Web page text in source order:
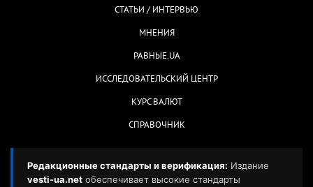
СТАТЬИ / ИНТЕРВЬЮ
МНЕНИЯ
РАВНЫЕ.UA
ИССЛЕДОВАТЕЛЬСКИЙ ЦЕНТР
КУРС ВАЛЮТ
СПРАВОЧНИК
Редакционные стандарты и верификация: Издание
vesti-ua.net обеспечивает высокие стандарты